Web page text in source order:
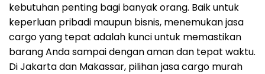
kebutuhan penting bagi banyak orang. Baik untuk
keperluan pribadi maupun bisnis, menemukan jasa
cargo yang tepat adalah kunci untuk memastikan
barang Anda sampai dengan aman dan tepat waktu.
Di Jakarta dan Makassar, pilihan jasa cargo murah